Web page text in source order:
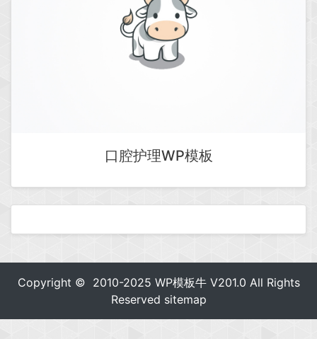
口腔护理WP模板
Copyright © 2010-2025 WP模板牛V201.0 All Rights
Reserved sitemap